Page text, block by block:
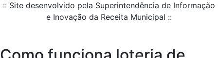
:: Site desenvolvido pela Superintendência de Informação
e Inovação da Receita Municipal ::